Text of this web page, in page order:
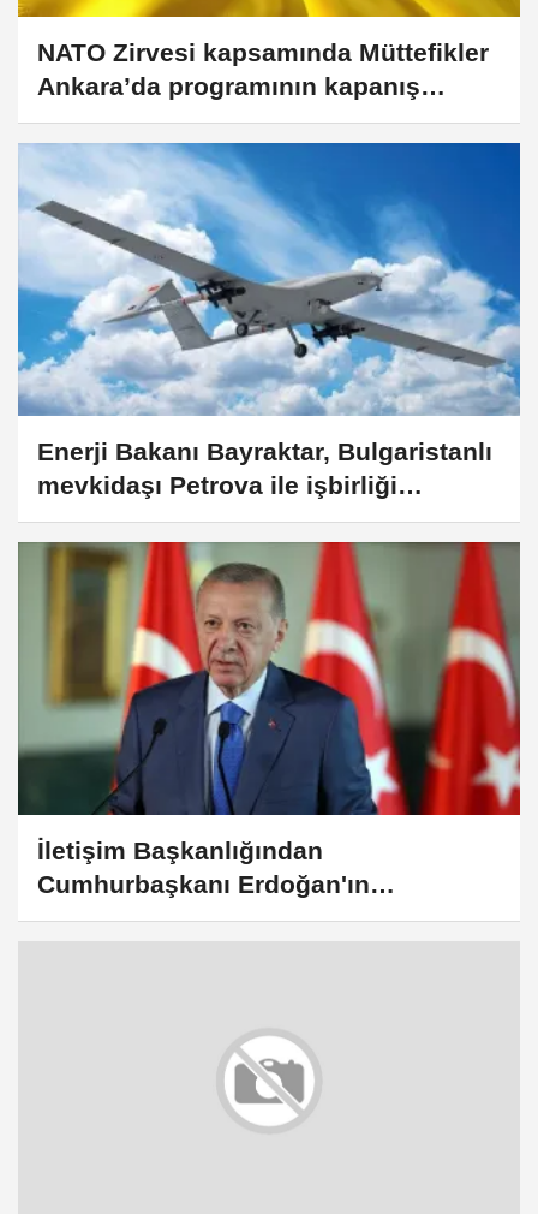
NATO Zirvesi kapsamında Müttefikler
Ankara’da programının kapanış
etkinliği düzenlendi
Enerji Bakanı Bayraktar, Bulgaristanlı
mevkidaşı Petrova ile işbirliği
imkanlarını görüştü
İletişim Başkanlığından
Cumhurbaşkanı Erdoğan'ın
Bulgaristan Başbakanı Radev'i